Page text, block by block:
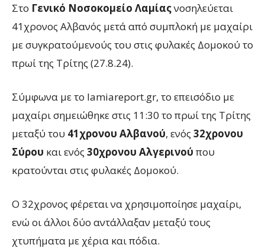
Στο Γενικό Νοσοκομείο Λαμίαςνοσηλεύεται
41χρονος Αλβανός μετά από συμπλοκή με μαχαίρι
με συγκρατούμενούς του στις φυλακές Δομοκού το
πρωί της Τρίτης (27.8.24).
Σύμφωνα με το lamiareport.gr, το επεισόδιο με
μαχαίρι σημειώθηκε στις 11:30 το πρωί της Τρίτης
μεταξύ του 41χρονου Αλβανού, ενός 32χρονου
Σύρου και ενός 30χρονου Αλγερινού που
κρατούνται στις φυλακές Δομοκού.
Ο 32χρονος φέρεται να χρησιμοποίησε μαχαίρι,
ενώ οι άλλοι δύο αντάλλαξαν μεταξύ τους
χτυπήματα με χέρια και πόδια.